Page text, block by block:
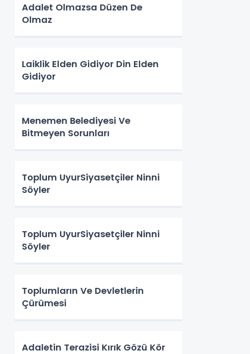
Adalet Olmazsa Düzen De
Olmaz
Laiklik Elden Gidiyor Din Elden
Gidiyor
Menemen Belediyesi Ve
Bitmeyen Sorunları
Toplum UyurSiyasetçiler Ninni
Söyler
Toplum UyurSiyasetçiler Ninni
Söyler
Toplumların Ve Devletlerin
Çürümesi
Adaletin Terazisi Kırık Gözü Kör